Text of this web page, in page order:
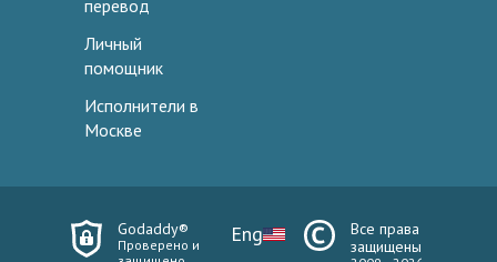
перевод
Личный
помощник
Исполнители в
Москве
Godaddy®
Проверено и
Eng
Все права
защищены